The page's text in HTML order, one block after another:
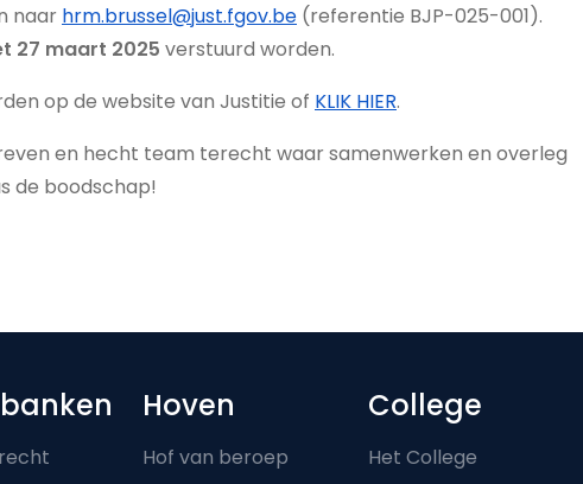
naar hrm.brussel@just.fgov.be (referentie BJP-025-001).
27 maart 2025 verstuurd worden.
op de website van Justitie of KLIK HIER.
en hecht team terecht waar samenwerken en overleg
de boodschap!
menu
Hoven
Hof van beroep
College
Het College